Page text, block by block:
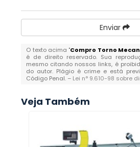
Enviar
O texto acima "Compro Torno
é de direito reservado. Sua
mesmo citando nossos links, é
do autor. Plágio é crime e está
Código Penal. – Lei n° 9.610-98 sobre
Veja Também